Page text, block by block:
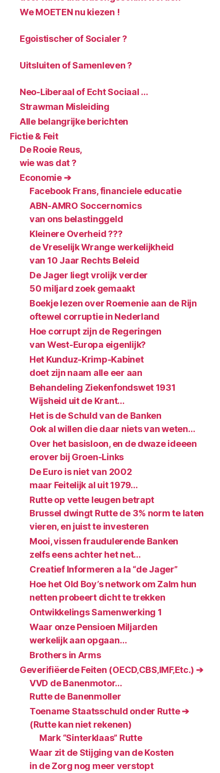
We MOETEN nu kiezen !
Egoistischer of Socialer ?
Uitsluiten of Samenleven ?
Neo-Liberaal of Echt Sociaal …
Strawman Misleiding
Alle belangrijke berichten
Fictie & Feit
De Rooie Reus,
wie was dat ?
Economie ➔
Facebook Frans, financiele educatie
ABN-AMRO Soccernomics
van ons belastinggeld
Kleinere Overheid ???
de Vreselijk Wrange werkelijkheid
van 10 Jaar Rechts Beleid
De Jager liegt vrolijk verder
50 miljard zoek gemaakt
Boekje lezen over Roemenie aan de Rijn
oftewel corruptie in Nederland
Hoe corrupt zijn de Regeringen
van West-Europa eigenlijk?
Het Kunduz-Krimp-Kabinet
doet zijn naam alle eer aan
Behandeling Ziekenfondswet 1931
Wijsheid uit de Krant…
Het is de Schuld van de Banken
Ook al willen die daar niets van weten…
Over het basisloon, en de dwaze ideeen
erover bij Groen-Links
De Euro is niet van 2002
maar Feitelijk al uit 1979…
Rutte op vette leugen betrapt
Brussel dwingt Rutte de 3% norm te laten
vieren, en juist te investeren
Mooi, vissen fraudulerende Banken
zelfs eens achter het net…
Creatief Informeren a la “de Jager”
Hoe het Old Boy’s network om Zalm hun
netten probeert dicht te trekken
Ontwikkelings Samenwerking 1
Waar onze Pensioen Miljarden
werkelijk aan opgaan…
Brothers in Arms
Geverifiëerde Feiten (OECD‚CBS‚IMF‚Etc.) ➔
VVD de Banenmotor…
Rutte de Banenmoller
Toename Staatsschuld onder Rutte ➔
(Rutte kan niet rekenen)
Mark “Sinterklaas” Rutte
Waar zit de Stijging van de Kosten
in de Zorg nog meer verstopt